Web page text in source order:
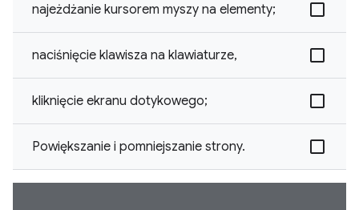
najeżdżanie kursorem myszy na elementy;
naciśnięcie klawisza na klawiaturze,
kliknięcie ekranu dotykowego;
Powiększanie i pomniejszanie strony.